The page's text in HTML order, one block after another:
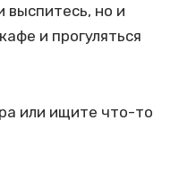
выспитесь, но и
и прогуляться
или ищите что-то